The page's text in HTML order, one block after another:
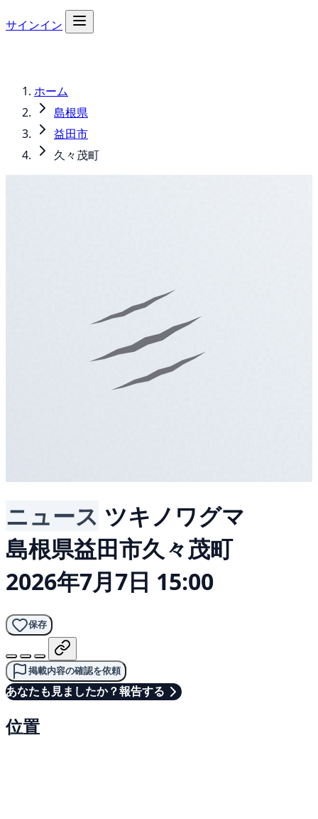
サインイン
ホーム
島根県
益田市
久々茂町
ニュース ツキノワグマ
島根県益田市久々茂町
2026年7月7日 15:00
保存
掲載内容の確認を依頼
あなたも見ましたか？報告する
位置